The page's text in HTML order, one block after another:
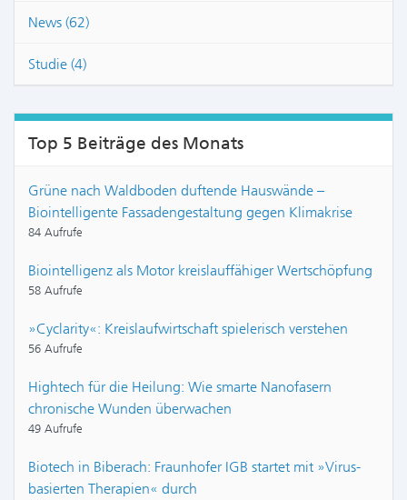
News (62)
Studie (4)
Top 5 Beiträge des Monats
Grüne nach Waldboden duftende Hauswände –
Biointelligente Fassadengestaltung gegen Klimakrise
84 Aufrufe
Biointelligenz als Motor kreislauffähiger Wertschöpfung
58 Aufrufe
»Cyclarity«: Kreislaufwirtschaft spielerisch verstehen
56 Aufrufe
Hightech für die Heilung: Wie smarte Nanofasern
chronische Wunden überwachen
49 Aufrufe
Biotech in Biberach: Fraunhofer IGB startet mit »Virus-
basierten Therapien« durch